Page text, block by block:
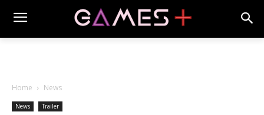
Home News
News Trailer